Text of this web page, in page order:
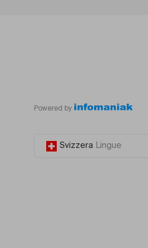
Powered by
Svizzera Lingue